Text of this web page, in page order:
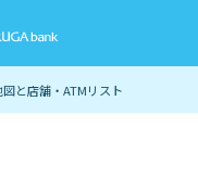
図と店舗・ATMリスト